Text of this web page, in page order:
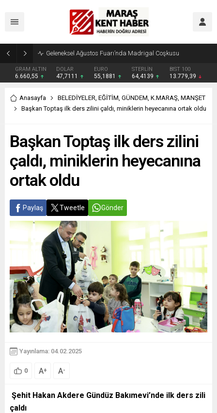
Geleneksel Ağustos Fuarı’nda Madrigal Coşkusu
GRAM ALTIN
6.660,55
DOLAR
47,7111
EURO
55,1881
STERLİN
64,4139
BIST 100
13.779,39
Anasayfa BELEDİYELER, EĞİTİM, GÜNDEM, K.MARAŞ, MANŞET
Başkan Toptaş ilk ders zilini çaldı, miniklerin heyecanına ortak oldu
Başkan Toptaş ilk ders zilini
çaldı, miniklerin heyecanına
ortak oldu
Paylaş Tweetle Gönder
Yayınlama: 04.02.2025
0 A+ A-
Şehit Hakan Akdere Gündüz Bakımevi’nde ilk ders zili
çaldı